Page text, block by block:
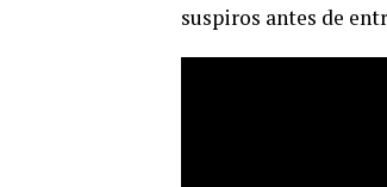
suspiros antes de